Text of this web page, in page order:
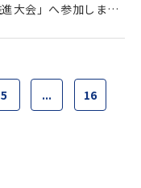
12月14日「第44回中津市健康づくり推進大会」へ参加しました
5 ... 16